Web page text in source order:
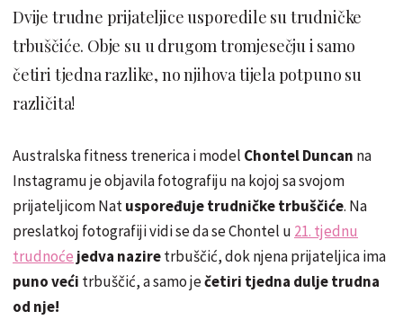
Dvije trudne prijateljice usporedile su trudničke
trbuščiće. Obje su u drugom tromjesečju i samo
četiri tjedna razlike, no njihova tijela potpuno su
različita!
Australska fitness trenerica i model Chontel Duncan na
Instagramu je objavila fotografiju na kojoj sa svojom
prijateljicom Natuspoređuje trudničke trbuščiće. Na
preslatkoj fotografiji vidi se da se Chontel u 21. tjednu
trudnoće jedva naziretrbuščić, dok njena prijateljica ima
puno veći trbuščić, a samo ječetiri tjedna dulje trudna
od nje!